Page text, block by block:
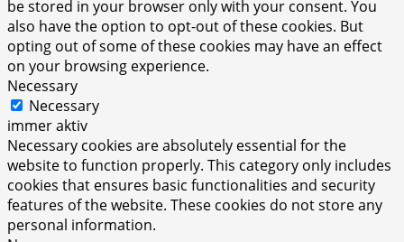
be stored in your browser only with your consent. You
also have the option to opt-out of these cookies. But
opting out of some of these cookies may have an effect
on your browsing experience.
Necessary
Necessary
immer aktiv
Necessary cookies are absolutely essential for the
website to function properly. This category only includes
cookies that ensures basic functionalities and security
features of the website. These cookies do not store any
personal information.